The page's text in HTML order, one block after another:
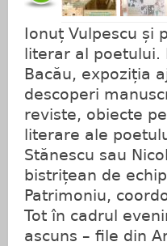
Ionuț Vulpescu și
literar al poetului.
Bacău, expoziția
descoperi
reviste, obiecte
literare ale
Stănescu sau
bistrițean de
Patrimoniu,
Tot în cadrul
ascuns – file din